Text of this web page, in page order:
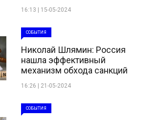
16:13 | 15-05-2024
СОБЫТИЯ
Николай Шлямин: Россия
нашла эффективный
механизм обхода санкций
16:26 | 21-05-2024
СОБЫТИЯ